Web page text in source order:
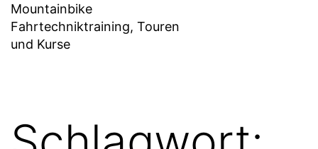
Mountainbike
Fahrtechniktraining, Touren
und Kurse